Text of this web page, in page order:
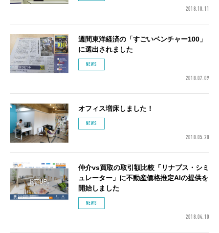
2018.10.11
週間東洋経済の「すごいベンチャー100」
に選出されました
NEWS
2018.07.09
オフィス増床しました！
NEWS
2018.05.28
仲介vs買取の取引額比較「リナプス・シミ
ュレーター」に不動産価格推定AIの提供を
開始しました
NEWS
2018.04.10